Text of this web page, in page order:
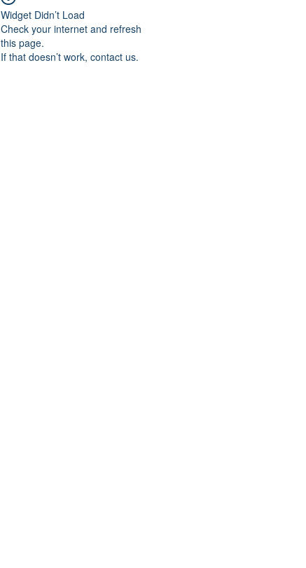
Widget Didn’t Load
Check your internet and refresh
this page.
If that doesn’t work, contact us.